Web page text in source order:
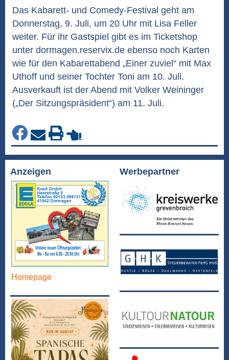
Das Kabarett- und Comedy-Festival geht am
Donnerstag, 9. Juli, um 20 Uhr mit Lisa Feller
weiter. Für ihr Gastspiel gibt es im Ticketshop
unter dormagen.reservix.de ebenso noch Karten
wie für den Kabarettabend „Einer zuviel“ mit Max
Uthoff und seiner Tochter Toni am 10. Juli.
Ausverkauft ist der Abend mit Volker Weininger
(„Der Sitzungspräsident“) am 11. Juli.
Anzeigen
Homepage
Werbepartner